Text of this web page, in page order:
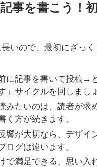
事を書こう！
いので、最初にざっ
前に記事を書いて投稿
」サイクルを回しまし
みたいのは、読者が求
く方が続きます。
響が大切なら、デザイ
ログは違います。
で満足できる、思い入